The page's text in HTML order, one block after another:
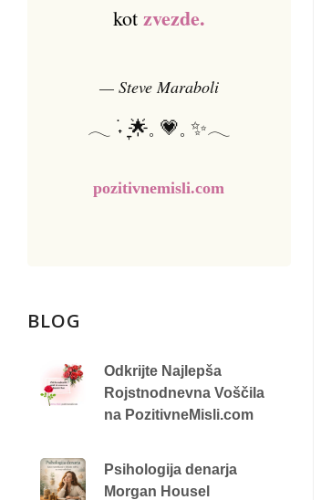
kot zvezde.
— Steve Maraboli
𓂃 ࣪˖ ִֶָ🌟𓈒 💗𓈒 ✨𓂃
pozitivnemisli.com
BLOG
Odkrijte Najlepša
Rojstnodnevna Voščila
na PozitivneMisli.com
Psihologija denarja
Morgan Housel